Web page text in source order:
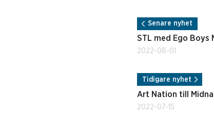
Senare nyhet
STL med Ego Boys
2022-08-01
Tidigare nyhet
Art Nation till
2022-07-15